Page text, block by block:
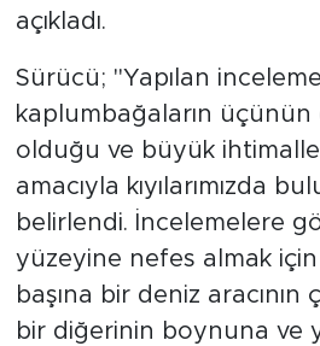
açıkladı.
Sürücü; "Yapılan
kaplumbağaların
olduğu ve büyük
amacıyla kıyılarımızda
belirlendi. İncelemelere
yüzeyine nefes almak için
başına bir deniz aracının
bir diğerinin boynuna ve